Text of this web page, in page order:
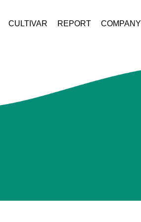
CULTIVAR REPORT COMPANY